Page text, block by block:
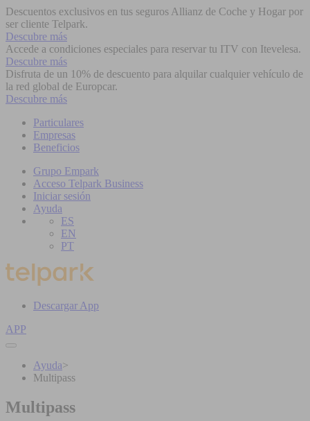
Descuentos exclusivos en tus seguros Allianz de Coche y Hogar por
ser cliente Telpark.
Descubre más
Accede a condiciones especiales para reservar tu ITV con Itevelesa.
Descubre más
Disfruta de un 10% de descuento para alquilar cualquier vehículo de
la red global de Europcar.
Descubre más
Particulares
Empresas
Beneficios
Grupo Empark
Acceso Telpark Business
Iniciar sesión
Ayuda
ES
EN
PT
Descargar App
APP
Ayuda>
Multipass
Multipass